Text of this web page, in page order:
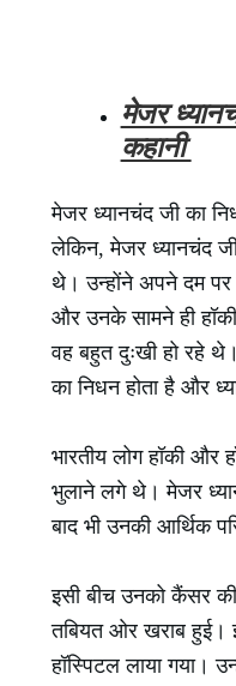
मेजर
कहानी
मेजर ध्यानचंद जी का
लेकिन, मेजर ध्यानचंद
थे। उन्होंने अपने दम पर
और उनके सामने ही
वह बहुत दुःखी हो रहे
का निधन होता है और
भारतीय लोग हॉकी
भुलाने लगे थे। मेजर
बाद भी उनकी आर्थिक
इसी बीच उनको कैंसर की
तबियत ओर खराब हुई।
हॉस्पिटल लाया गया।